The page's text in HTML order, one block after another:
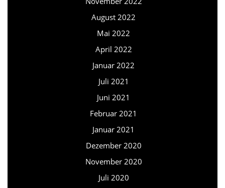
August 2022
Mai 2022
April 2022
Januar 2022
Juli 2021
Juni 2021
Februar 2021
Januar 2021
Dezember 2020
November 2020
Juli 2020